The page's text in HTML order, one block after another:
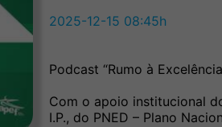
2025-12-15 08:45h
Podcast “Rumo à
Com o apoio institucional
I.P., do PNED – Plano